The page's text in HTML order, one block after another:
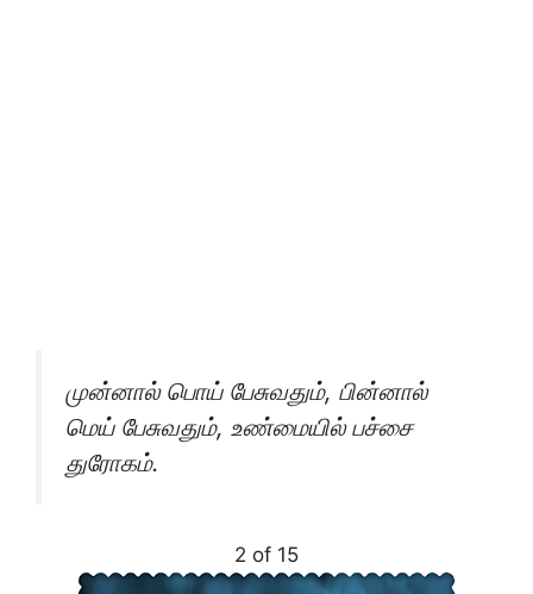
முன்னால் பொய் பேசுவதும், பின்னால்
மெய் பேசுவதும், உண்மையில் பச்சை
துரோகம்.
2 of 15